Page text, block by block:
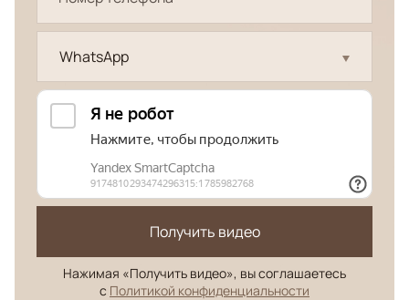
WhatsApp
Получить видео
Нажимая «Получить видео», вы соглашаетесь
с Политикой конфиденциальности